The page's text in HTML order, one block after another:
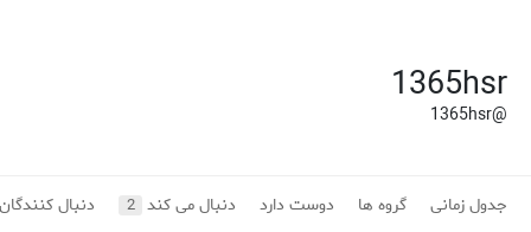
1365hsr
@1365hsr
جدول زمانی گروه ها دوست دارد دنبال می کند 2 دنبال